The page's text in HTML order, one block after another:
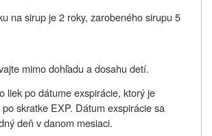
na sirup je 2 roky, zarobeného sirupu 5
mimo dohľadu a dosahu detí.
liek po dátume exspirácie, ktorý je
skratke EXP. Dátum exspirácie sa
deň v danom mesiaci.